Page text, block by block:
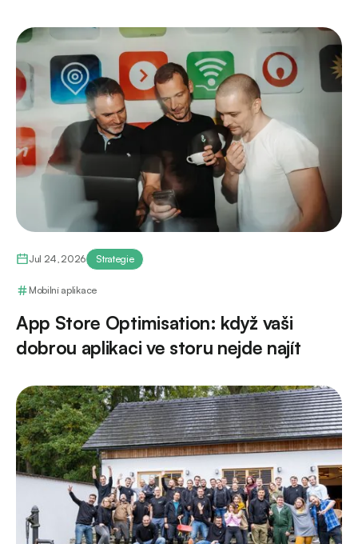
Jul 24, 2026 Strategie
Mobilní aplikace
App Store Optimisation: když vaši
dobrou aplikaci ve storu nejde najít